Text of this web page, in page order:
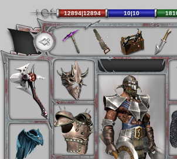
12894|12894 10|10